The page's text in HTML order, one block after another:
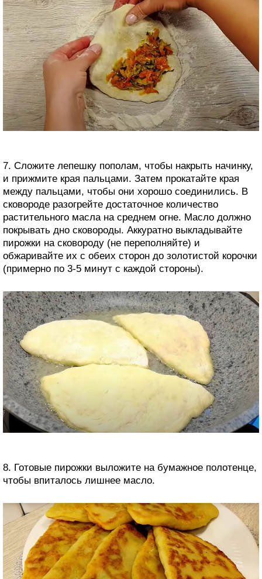
7. Сложите лепешку пополам, чтобы накрыть начинку,
и прижмите края пальцами. Затем прокатайте края
между пальцами, чтобы они хорошо соединились. В
сковороде разогрейте достаточное количество
растительного масла на среднем огне. Масло должно
покрывать дно сковороды. Аккуратно выкладывайте
пирожки на сковороду (не переполняйте) и
обжаривайте их с обеих сторон до золотистой корочки
(примерно по 3-5 минут с каждой стороны).
8. Готовые пирожки выложите на бумажное полотенце,
чтобы впиталось лишнее масло.